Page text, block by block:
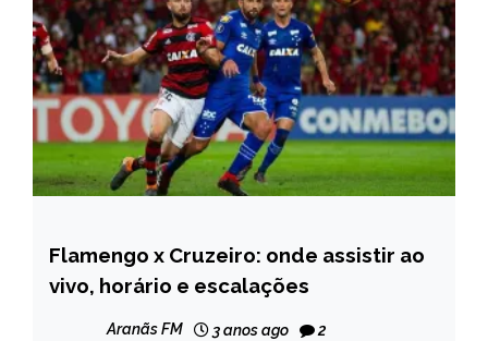
ESPORTES
Flamengo x Cruzeiro: onde assistir ao
vivo, horário e escalações
Aranãs FM 3 anos ago 2